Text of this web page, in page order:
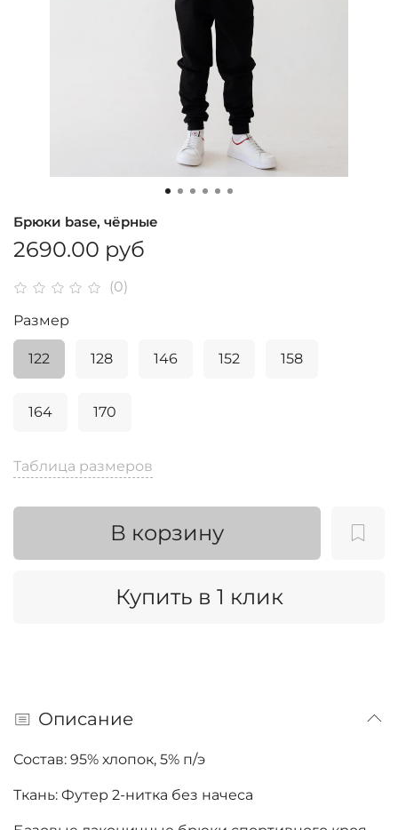
(0)
Брюки base, чёрные
2690.00 руб
Таблица размеров
В корзину
Купить в 1 клик
Размер
122 128 146 152 158
164 170
Описание
Состав: 95% хлопок, 5% п/э
Ткань: Футер 2-нитка без начеса